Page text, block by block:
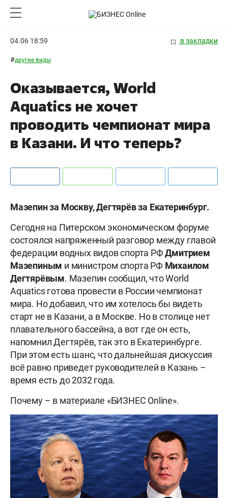
04.06 18:59 в закладки
#другие виды
Оказывается, World
Aquatics не хочет
проводить чемпионат мира
в Казани. И что теперь?
Мазепин за Москву, Дегтярёв за Екатеринбург.
Сегодня на Питерском экономическом форуме
состоялся напряженный разговор между главой
федерации водных видов спорта РФДмитрием
Мазепиным и министром спорта РФ Михаилом
Дегтярёвым. Мазепин сообщил, что World
Aquatics готова провести в России чемпионат
мира. Но добавил, что им хотелось бы видеть
старт не в Казани, а в Москве. Но в столице нет
плавательного бассейна, а вот где он есть,
напомнил Дегтярёв, так это в Екатеринбурге.
При этом есть шанс, что дальнейшая дискуссия
всё равно приведет руководителей в Казань –
время есть до 2032 года.
Почему – в материале «БИЗНЕС Online».